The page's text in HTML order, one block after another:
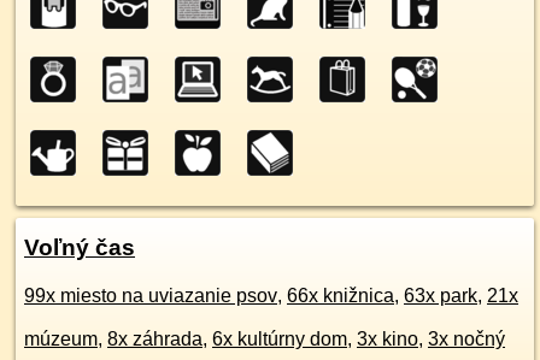
Voľný čas
99x miesto na uviazanie psov, 66x knižnica, 63x park, 21x
múzeum, 8x záhrada, 6x kultúrny dom, 3x kino, 3x nočný